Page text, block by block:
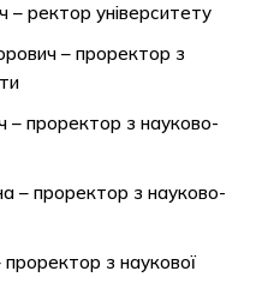
– ректор університету
– проректор з
– проректор з науково-
– проректор з науково-
з наукової